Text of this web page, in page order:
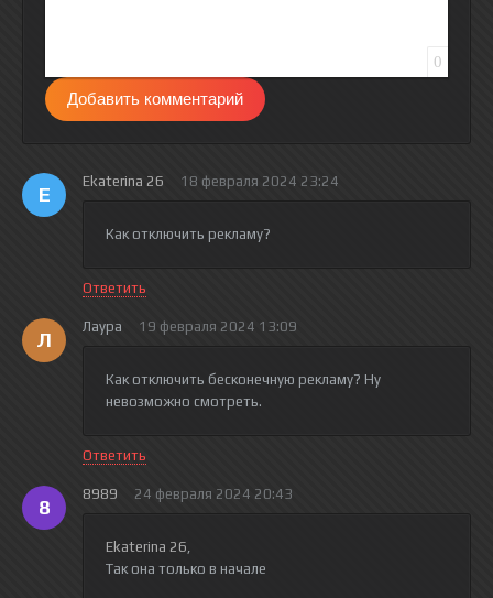
0
Добавить комментарий
E
Ekaterina 26 18 февраля 2024 23:24
Как отключить рекламу?
Ответить
Л
Лаура 19 февраля 2024 13:09
Как отключить бесконечную рекламу? Ну
невозможно смотреть.
Ответить
8
8989 24 февраля 2024 20:43
Ekaterina 26,
Так она только в начале